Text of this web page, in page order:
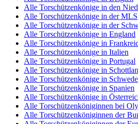
Alle Torschützenkönige in den
Alle Torschützenkönige in der MLS
Alle Torschützenkönige in der
Alle Torschützenkönige in England
Alle Torschützenkönige in
Alle Torschützenkönige in Italien
Alle Torschützenkönige in Portugal
Alle Torschützenkönige in
Alle Torschützenkönige in
Alle Torschützenkönige in Spanien
Alle Torschützenkönige in
Alle Torschützenköniginnen bei
Alle Torschützenköniginnen der